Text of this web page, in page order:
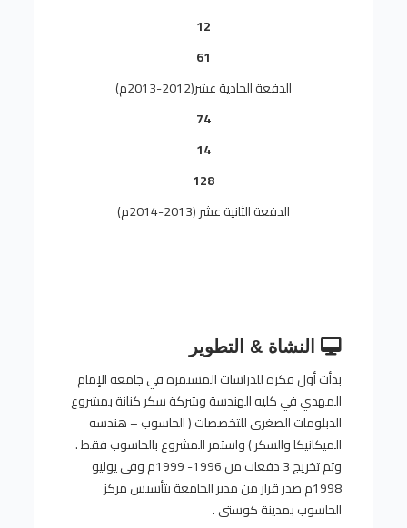
12
61
الدفعة الحادية عشر(2012-2013م)
74
14
128
الدفعة الثانية عشر (2013-2014م)
النشاة & التطوير
بدأت أول فكرة للدراسات المستمرة في جامعة الإمام
المهدي في كليه الهندسة وشركة سكر كنانة بمشروع
الدبلومات الصغرى للتخصصات ( الحاسوب – هندسه
الميكانيكا والسكر ) واستمر المشروع بالحاسوب فقط .
وتم تخريج 3 دفعات من 1996- 1999م وفى يوليو
1998م صدر قرار من مدير الجامعة بتأسيس مركز
الحاسوب بمدينة كوستى .